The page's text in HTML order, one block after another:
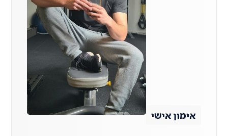
אימון אישי